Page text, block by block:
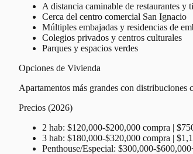
A distancia caminable de restaurantes y
Cerca del centro comercial San Ignacio
Múltiples embajadas y residencias de
Colegios privados y centros culturales
Parques y espacios verdes
Opciones de Vivienda
Apartamentos más grandes con distribuciones
Precios (2026)
2 hab: $120,000-$200,000 compra |
3 hab: $180,000-$320,000 compra |
Penthouse/Especial: $300,000-